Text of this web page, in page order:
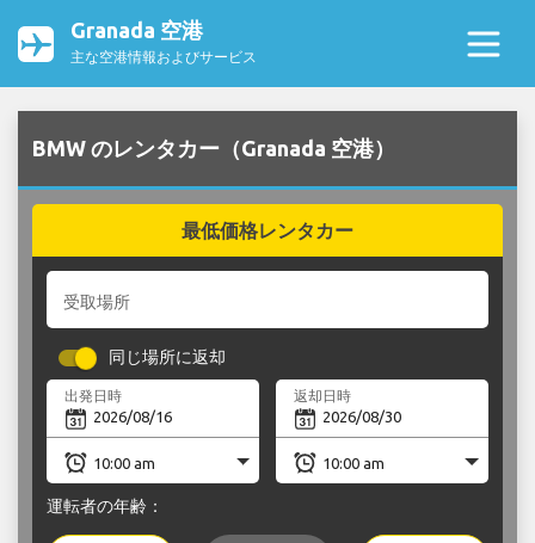
Granada 空港
主な空港情報およびサービス
BMW のレンタカー（Granada 空港）
最低価格レンタカー
受取場所
同じ場所に返却
出発日時 返却日時
運転者の年齢：